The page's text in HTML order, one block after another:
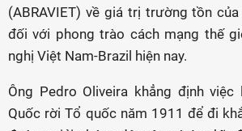
(ABRAVIET) về giá trị trường tồn
đối với phong trào cách mạng thế
nghị Việt Nam-Brazil hiện nay.
Ông Pedro Oliveira khẳng định việc
Quốc rời Tổ quốc năm 1911 để đi